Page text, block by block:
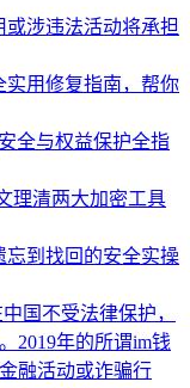
或涉违法活动将承担
实用修复指南，帮你
全与权益保护全指
理清两大加密工具
忘到找回的安全实操
国不受法律保护，
2019年的所谓im钱
融活动或诈骗行